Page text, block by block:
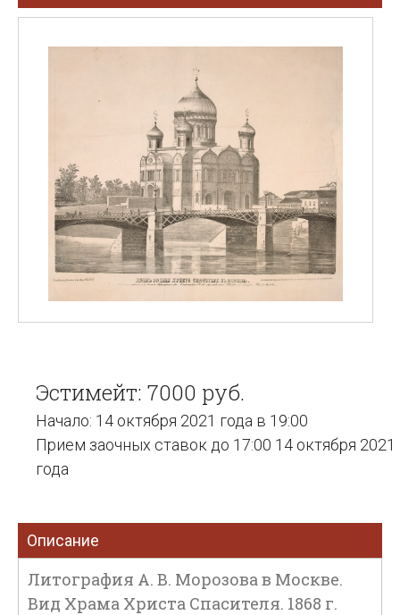
Эстимейт: 7000 руб.
Начало: 14 октября 2021 года в 19:00
Прием заочных ставок до 17:00 14 октября 2021
года
Описание
Литография А. В. Морозова в Москве.
Вид Храма Христа Спасителя. 1868 г.